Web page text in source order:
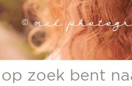
zoek bent